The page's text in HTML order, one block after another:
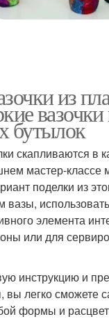
из
вазочки
бутылок
скапливаются в
мастер-классе
поделки из
вазы,
элемента
или для
инструкцию и
вы легко сможете
формы и